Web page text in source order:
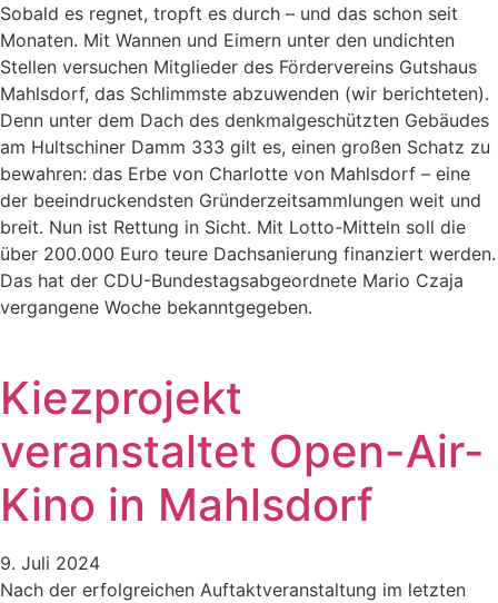
Sobald es regnet, tropft es durch – und das schon seit
Monaten. Mit Wannen und Eimern unter den undichten
Stellen versuchen Mitglieder des Fördervereins Gutshaus
Mahlsdorf, das Schlimmste abzuwenden (wir berichteten).
Denn unter dem Dach des denkmalgeschützten Gebäudes
am Hultschiner Damm 333 gilt es, einen großen Schatz zu
bewahren: das Erbe von Charlotte von Mahlsdorf – eine
der beeindruckendsten Gründerzeitsammlungen weit und
breit. Nun ist Rettung in Sicht. Mit Lotto-Mitteln soll die
über 200.000 Euro teure Dachsanierung finanziert werden.
Das hat der CDU-Bundestagsabgeordnete Mario Czaja
vergangene Woche bekanntgegeben.
Kiezprojekt
veranstaltet Open-Air-
Kino in Mahlsdorf
9. Juli 2024
Nach der erfolgreichen Auftaktveranstaltung im letzten